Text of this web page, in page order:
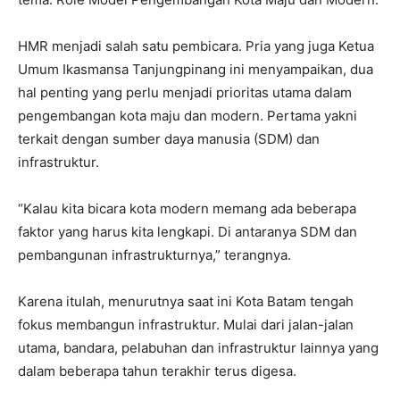
HMR menjadi salah satu pembicara. Pria yang juga Ketua
Umum Ikasmansa Tanjungpinang ini menyampaikan, dua
hal penting yang perlu menjadi prioritas utama dalam
pengembangan kota maju dan modern. Pertama yakni
terkait dengan sumber daya manusia (SDM) dan
infrastruktur.
“Kalau kita bicara kota modern memang ada beberapa
faktor yang harus kita lengkapi. Di antaranya SDM dan
pembangunan infrastrukturnya,” terangnya.
Karena itulah, menurutnya saat ini Kota Batam tengah
fokus membangun infrastruktur. Mulai dari jalan-jalan
utama, bandara, pelabuhan dan infrastruktur lainnya yang
dalam beberapa tahun terakhir terus digesa.